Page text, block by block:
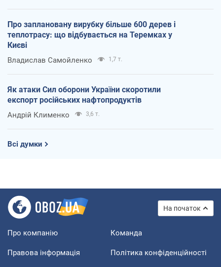
Про заплановану вирубку більше 600 дерев і
теплотрасу: що відбувається на Теремках у
Києві
Владислав Самойленко 1,7 т.
Як атаки Сил оборони України скоротили
експорт російських нафтопродуктів
Андрій Клименко 3,6 т.
Всі думки
На початок
Про компанію Команда
Правова інформація Політика конфіденційності